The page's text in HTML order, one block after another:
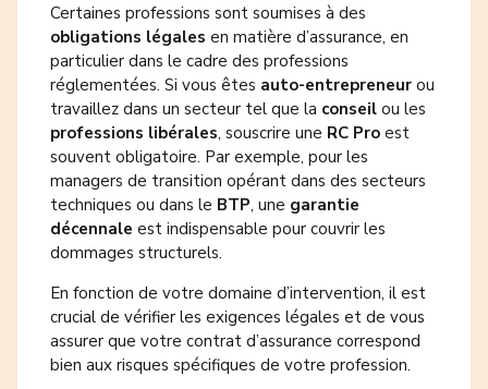
Certaines professions sont soumises à des
obligations légales en matière d’assurance, en
particulier dans le cadre des professions
réglementées. Si vous êtes auto-entrepreneur ou
travaillez dans un secteur tel que la conseil ou les
professions libérales, souscrire une RC Pro est
souvent obligatoire. Par exemple, pour les
managers de transition opérant dans des secteurs
techniques ou dans le BTP, une garantie
décennale est indispensable pour couvrir les
dommages structurels.
En fonction de votre domaine d’intervention, il est
crucial de vérifier les exigences légales et de vous
assurer que votre contrat d’assurance correspond
bien aux risques spécifiques de votre profession.